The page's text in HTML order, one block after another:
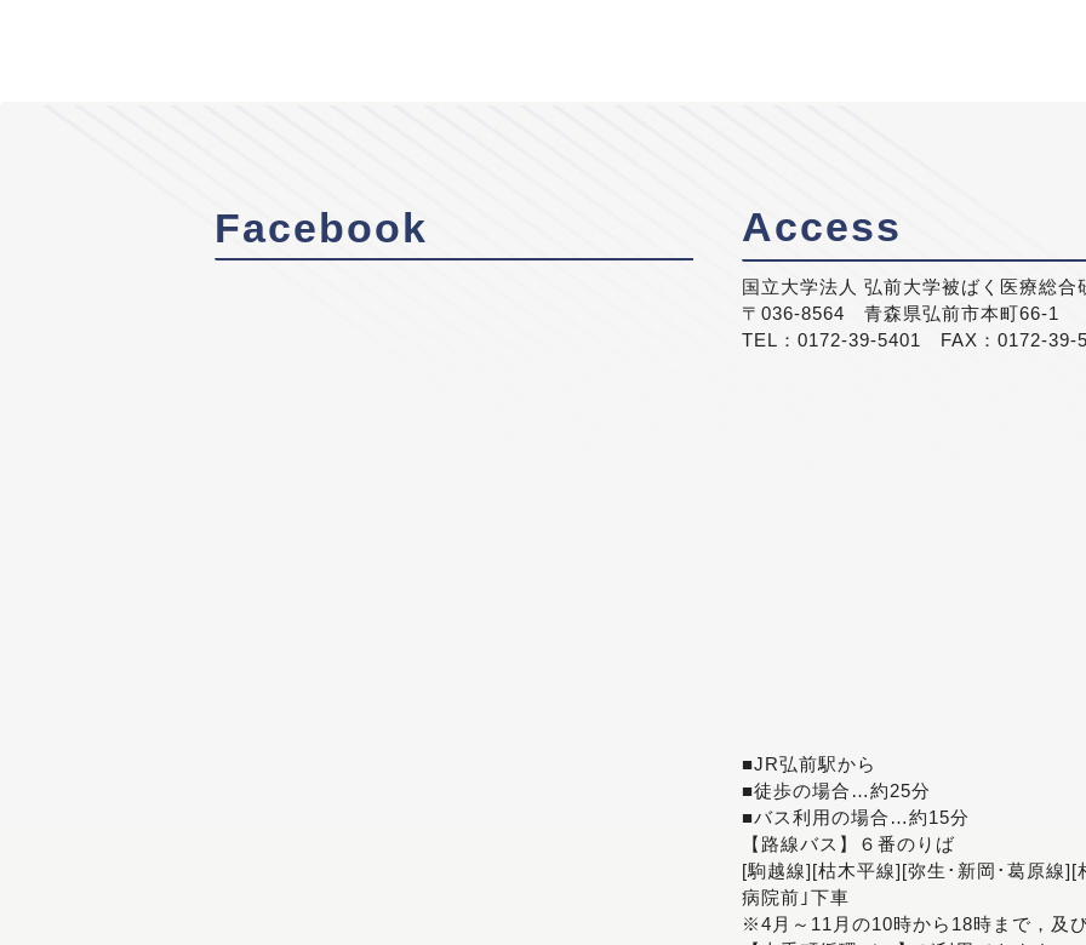
Facebook Access
国立大学法人 弘前大学被ばく医療総合
〒036-8564 青森県弘前市本町66-1
TEL：0172-39-5401 FAX：0172-39-
■JR弘前駅から
■徒歩の場合…約25分
■バス利用の場合…約15分
【路線バス】６番のりば
[駒越線][枯木平線][弥生･新岡･葛原線
病院前｣下車
※4月～11月の10時から18時まで，及